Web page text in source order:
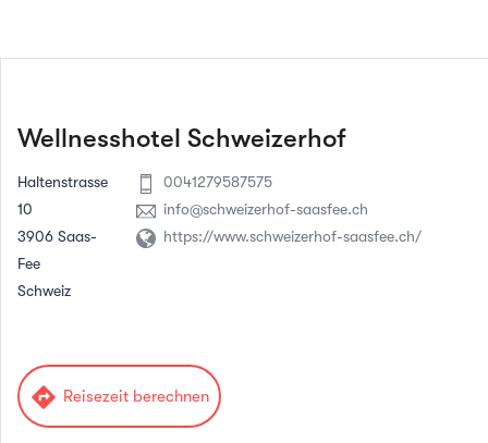
Wellnesshotel Schweizerhof
Haltenstrasse
10
3906 Saas-
Fee
Schweiz
0041279587575
info@schweizerhof-saasfee.ch
https://www.schweizerhof-saasfee.ch/
directions Reisezeit berechnen